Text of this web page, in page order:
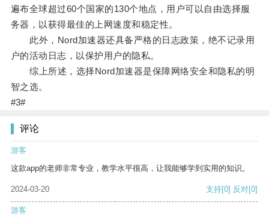
遍布全球超过60个国家的130个地点，用户可以自由选择服
务器，以获得最佳的上网速度和稳定性。
此外，Nord加速器还具备严格的日志政策，绝不记录用
户的活动日志，以保护用户的隐私。
综上所述，选择Nord加速器是保障网络安全和隐私的明
智之选。
#3#
评论
游客
这款app的老师非常专业，教学水平很高，让我能够学到实用的知识。
2024-03-20 支持[0] 反对[0]
游客